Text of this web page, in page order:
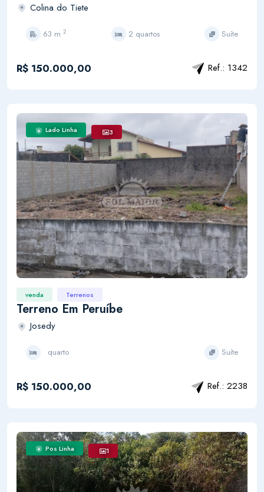
Colina do Tiete
63 m 2 2 quartos Suíte
R$ 150.000,00 Ref.: 1342
Lado Linha 3
venda Terrenos
Terreno Em Peruíbe
Josedy
quarto Suíte
R$ 150.000,00 Ref.: 2238
Pos Linha 1